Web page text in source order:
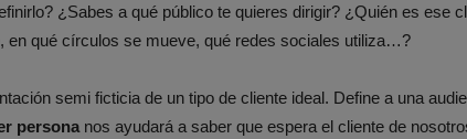
¿Sabes a qué público te quieres dirigir? ¿Quién es ese
en qué círculos se mueve, qué redes sociales utiliza…?
semi ficticia de un tipo de cliente ideal. Define a una
persona nos ayudará a saber que espera el cliente de